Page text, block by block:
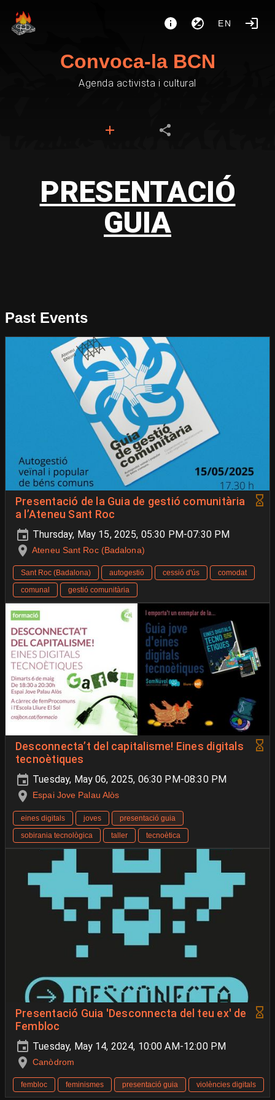
EN
Convoca-la BCN
Agenda activista i cultural
PRESENTACIÓ
GUIA
Past Events
Presentació de la Guia de gestió comunitària
a l’Ateneu Sant Roc
Thursday, May 15, 2025, 05:30 PM-07:30 PM
Ateneu Sant Roc (Badalona)
Sant Roc (Badalona) autogestió cessió d'ús
comodat
comunal
gestió comunitària
Desconnecta’t del capitalisme! Eines digitals
tecnoètiques
Tuesday, May 06, 2025, 06:30 PM-08:30 PM
Espai Jove Palau Alòs
eines digitals joves
presentació guia
sobirania tecnològica
taller tecnoètica
Presentació Guia 'Desconnecta del teu ex' de
Fembloc
Tuesday, May 14, 2024, 10:00 AM-12:00 PM
Canòdrom
fembloc feminismes presentació guia violències digitals